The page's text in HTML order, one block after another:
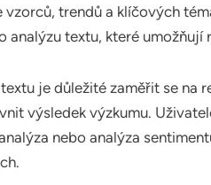
vzorců, trendů a klíčových
analýzu textu, které
je důležité zaměřit se na
výsledek výzkumu.
nebo analýza